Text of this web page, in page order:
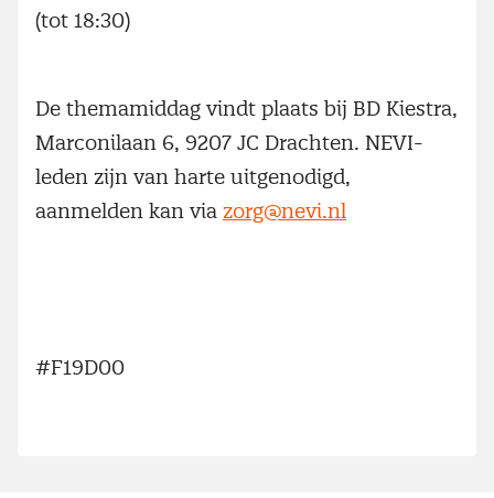
(tot 18:30)
De themamiddag vindt plaats bij BD Kiestra,
Marconilaan 6, 9207 JC Drachten. NEVI-
leden zijn van harte uitgenodigd,
aanmelden kan via zorg@nevi.nl
#F19D00